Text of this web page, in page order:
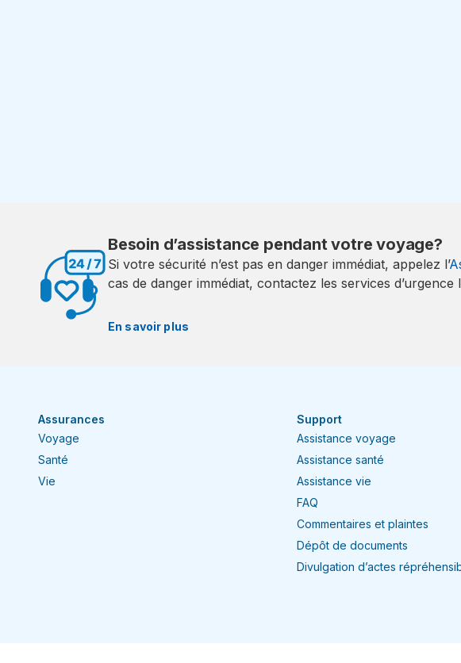
Besoin d’assistance pendant votre voyage?
Si votre sécurité n’est pas en danger immédiat, appelez l’
cas de danger immédiat, contactez les services d’urgence
En savoir plus
Assurances
Voyage
Santé
Vie
Support
Assistance voyage
Assistance santé
Assistance vie
FAQ
Commentaires et plaintes
Dépôt de documents
Divulgation d’actes